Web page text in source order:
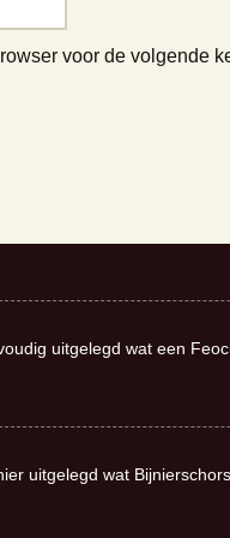
voor de volgende
uitgelegd wat een
uitgelegd wat